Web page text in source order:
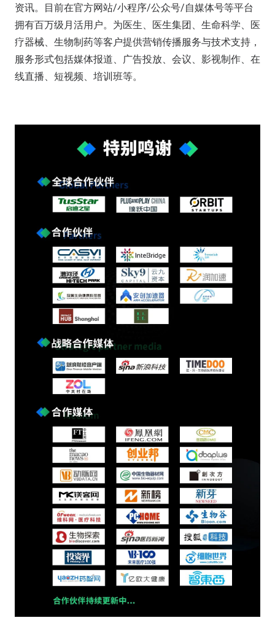
资讯。目前在官方网站/小程序/公众号/自媒体号等平台
拥有百万级月活用户。为医生、医生集团、生命科学、医
疗器械、生物制药等客户提供营销传播服务与技术⽀持，
服务形式包括媒体报道、⼴告投放、会议、影视制作、在
线直播、短视频、培训班等。